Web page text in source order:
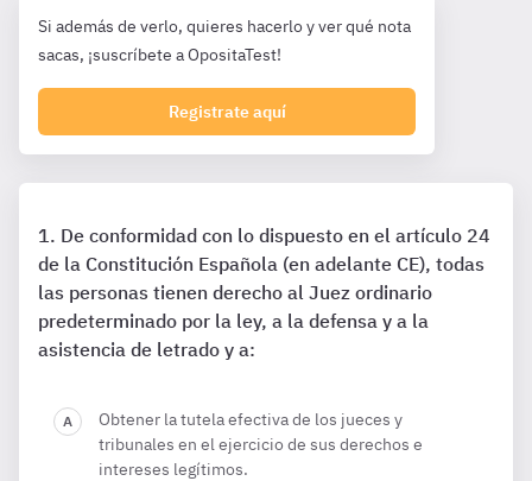
Si además de verlo, quieres hacerlo y ver qué nota
sacas, ¡suscríbete a OpositaTest!
Registrate aquí
De conformidad con lo dispuesto en el artículo 24
de la Constitución Española (en adelante CE), todas
las personas tienen derecho al Juez ordinario
predeterminado por la ley, a la defensa y a la
asistencia de letrado y a:
Obtener la tutela efectiva de los jueces y
tribunales en el ejercicio de sus derechos e
intereses legítimos.